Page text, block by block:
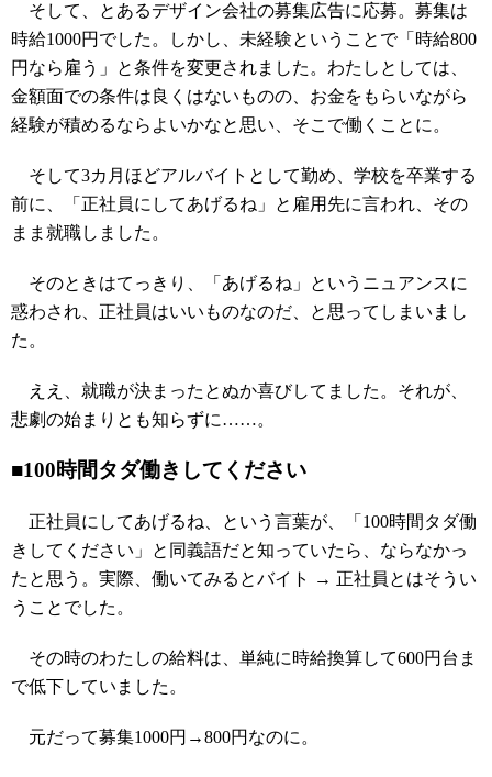
そして、とあるデザイン会社の募集広告に応募。募集は
時給1000円でした。しかし、未経験ということで「時給800
円なら雇う」と条件を変更されました。わたしとしては、
金額面での条件は良くはないものの、お金をもらいながら
経験が積めるならよいかなと思い、そこで働くことに。
そして3カ月ほどアルバイトとして勤め、学校を卒業する
前に、「正社員にしてあげるね」と雇用先に言われ、その
まま就職しました。
そのときはてっきり、「あげるね」というニュアンスに
惑わされ、正社員はいいものなのだ、と思ってしまいまし
た。
ええ、就職が決まったとぬか喜びしてました。それが、
悲劇の始まりとも知らずに……。
■100時間タダ働きしてください
正社員にしてあげるね、という言葉が、「100時間タダ働
きしてください」と同義語だと知っていたら、ならなかっ
たと思う。実際、働いてみるとバイト → 正社員とはそうい
うことでした。
その時のわたしの給料は、単純に時給換算して600円台ま
で低下していました。
元だって募集1000円→800円なのに。